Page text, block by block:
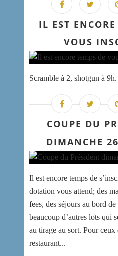
IL EST
VOUS
Scramble à 2, shotgun à 9h.
COUPE DU
DIMANCHE
Il est encore temps de
dotation vous attend; des
fees, des séjours au bord
beaucoup d’autres lots qui
au tirage au sort. Pour
restaurant...